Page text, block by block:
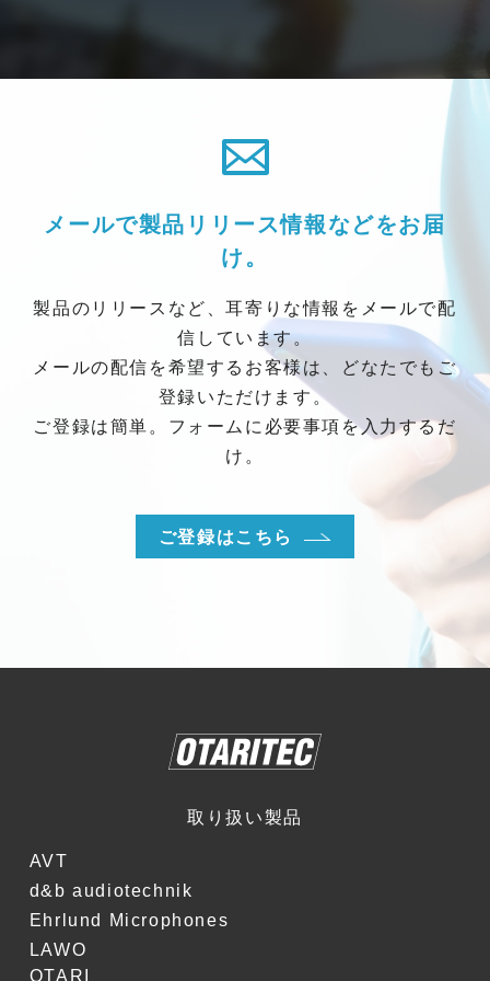
メールで製品リリース情報などをお届
け。
製品のリリースなど、耳寄りな情報をメールで配
信しています。
メールの配信を希望するお客様は、どなたでもご
登録いただけます。
ご登録は簡単。フォームに必要事項を入力するだ
け。
ご登録はこちら
取り扱い製品
AVT
d&b audiotechnik
Ehrlund Microphones
LAWO
OTARI